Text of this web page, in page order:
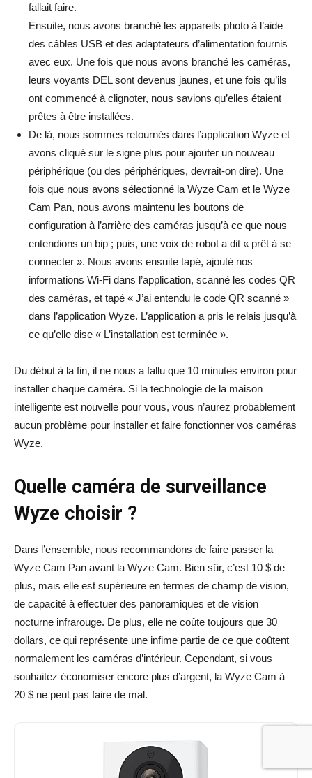
fallait faire.
Ensuite, nous avons branché les appareils photo à l’aide
des câbles USB et des adaptateurs d’alimentation fournis
avec eux. Une fois que nous avons branché les caméras,
leurs voyants DEL sont devenus jaunes, et une fois qu’ils
ont commencé à clignoter, nous savions qu’elles étaient
prêtes à être installées.
De là, nous sommes retournés dans l’application Wyze et
avons cliqué sur le signe plus pour ajouter un nouveau
périphérique (ou des périphériques, devrait-on dire). Une
fois que nous avons sélectionné la Wyze Cam et le Wyze
Cam Pan, nous avons maintenu les boutons de
configuration à l’arrière des caméras jusqu’à ce que nous
entendions un bip ; puis, une voix de robot a dit « prêt à se
connecter ». Nous avons ensuite tapé, ajouté nos
informations Wi-Fi dans l’application, scanné les codes QR
des caméras, et tapé « J’ai entendu le code QR scanné »
dans l’application Wyze. L’application a pris le relais jusqu’à
ce qu’elle dise « L’installation est terminée ».
Du début à la fin, il ne nous a fallu que 10 minutes environ pour
installer chaque caméra. Si la technologie de la maison
intelligente est nouvelle pour vous, vous n’aurez probablement
aucun problème pour installer et faire fonctionner vos caméras
Wyze.
Quelle caméra de surveillance
Wyze choisir ?
Dans l’ensemble, nous recommandons de faire passer la
Wyze Cam Pan avant la Wyze Cam. Bien sûr, c’est 10 $ de
plus, mais elle est supérieure en termes de champ de vision,
de capacité à effectuer des panoramiques et de vision
nocturne infrarouge. De plus, elle ne coûte toujours que 30
dollars, ce qui représente une infime partie de ce que coûtent
normalement les caméras d’intérieur. Cependant, si vous
souhaitez économiser encore plus d’argent, la Wyze Cam à
20 $ ne peut pas faire de mal.